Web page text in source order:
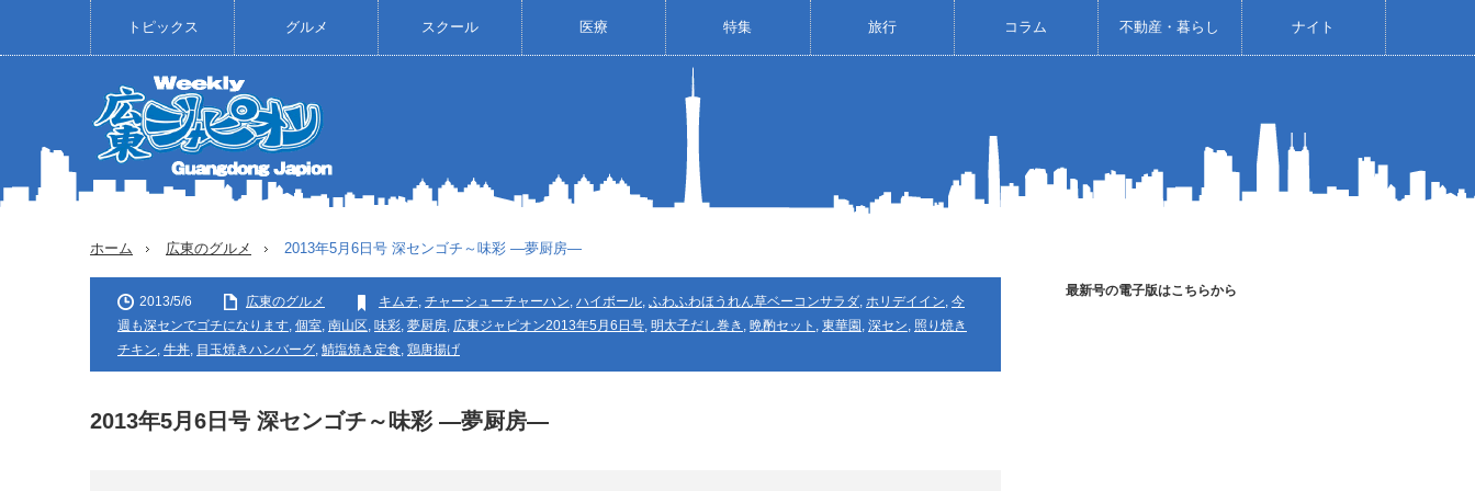
トピックス グルメ スクール 医療 特集 旅行 コラム 不動産・暮らし ナイト
ホーム 広東のグルメ 2013年5月6日号 深センゴチ～味彩 ―夢厨房―
2013/5/6 広東のグルメ キムチ, チャーシューチャーハン, ハイボール, ふわふわほうれん草ベーコンサラダ, ホリデイイン, 今
週も深センでゴチになります, 個室, 南山区, 味彩, 夢厨房, 広東ジャピオン2013年5月6日号, 明太子だし巻き , 晩酌セット , 東華園 , 深セン, 照り焼き
チキン, 牛丼, 目玉焼きハンバーグ, 鯖塩焼き定食, 鶏唐揚げ
2013年5月6日号 深センゴチ～味彩 ―夢厨房―
最新号の電子版はこちらから